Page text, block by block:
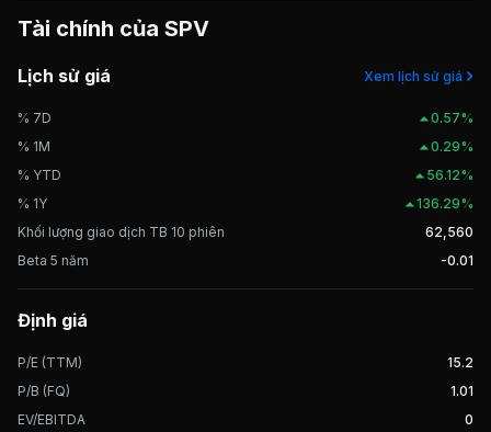
giao dịch trên thị trường UPCOM từ tháng 02/2017.
Tài chính của SPV
Lịch sử giá Xem lịch sử giá
% 7D
0.57%
% 1M
0.29%
% YTD
56.12%
% 1Y
136.29%
Khối lượng giao dịch TB 10 phiên
62,560
Beta 5 năm
-0.01
Định giá
P/E (TTM)
15.2
P/B (FQ)
1.01
EV/EBITDA
0